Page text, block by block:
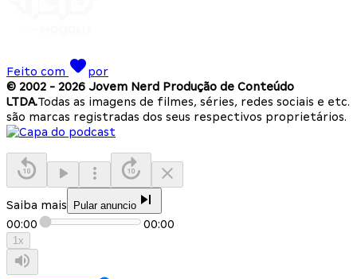
Feito com
por
© 2002 - 2026 Jovem Nerd Produção de Conteúdo
LTDA.Todas as imagens de filmes, séries, redes sociais e etc.
são marcas registradas dos seus respectivos proprietários.
Saiba mais Pular anuncio
00:00 00:00
1x